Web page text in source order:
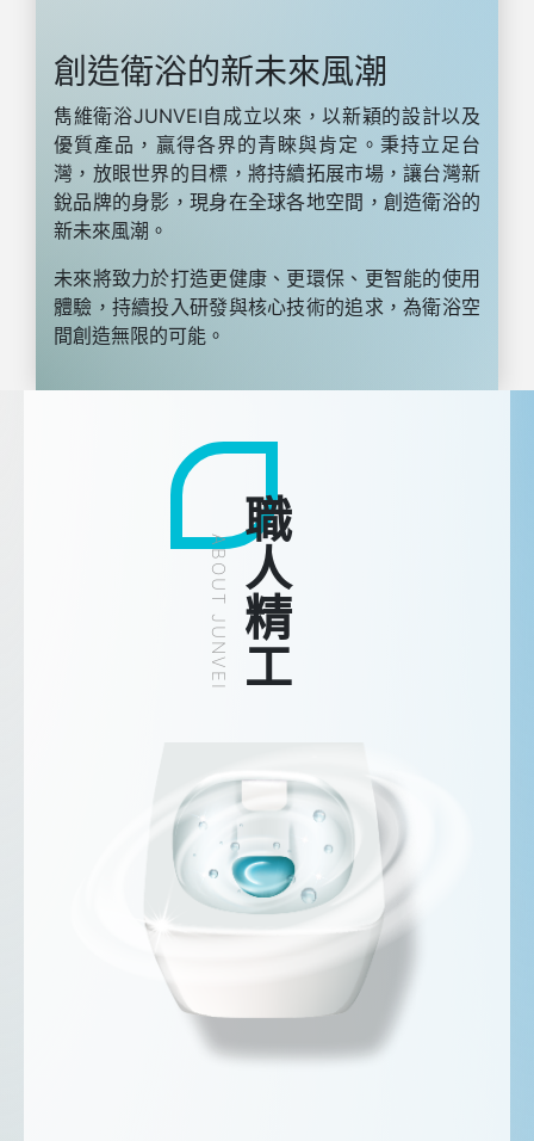
創造衛浴的新未來風潮
雋維衛浴JUNVEI自成立以來，以新穎的設計以及
優質產品，贏得各界的青睞與肯定。秉持立足台
灣，放眼世界的目標，將持續拓展市場，讓台灣新
銳品牌的身影，現身在全球各地空間，創造衛浴的
新未來風潮。
未來將致力於打造更健康、更環保、更智能的使用
體驗，持續投入研發與核心技術的追求，為衛浴空
間創造無限的可能。
ABOUT JUNVEI職人精工